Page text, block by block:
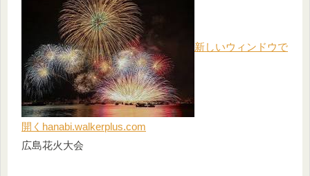
新しいウィンドウで
開く hanabi.walkerplus.com
広島花火大会